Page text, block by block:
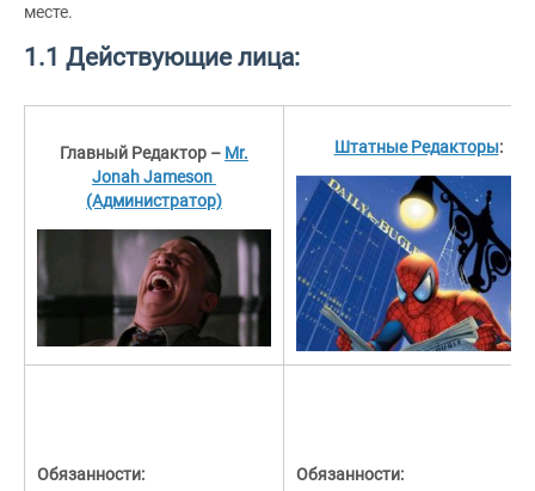
месте.
1.1 Действующие лица:
Главный Редактор – Mr.
Jonah Jameson
(Администратор)
Штатные Редакторы:
Обязанности: Обязанности: